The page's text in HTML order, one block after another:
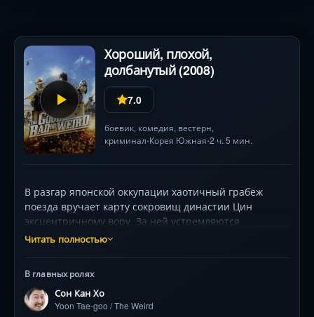
Хороший, плохой,
долбанутый (2008)
7.0
боевик, комедия, вестерн,
криминал•Корея Южная•2 ч. 5 мин.
В разгар японской оккупации хаотичный грабёж
поезда вручает карту сокровищ династии Цин
эксцентричному вору. За ней устремляются
безжалостный наёмник с бандой головорезов и
бескрайних степей Маньчжурии, где к погоне
подключаются японские войска, китайские
повстанцы и русские бандиты. Фильм-лабиринт, где
Читать полностью
В главных ролях
Сон Кан Хо
Yoon Tae-goo / The Weird